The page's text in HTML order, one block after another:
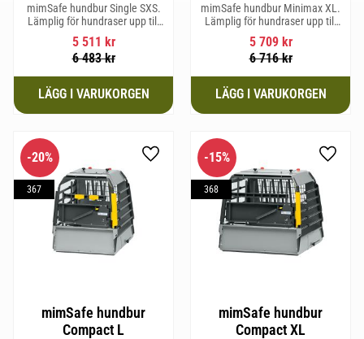
mimSafe hundbur Single SXS.
Lämplig för hundraser upp till
52 cm i mankhöjd.
5 511 kr
6 483kr
mimSafe hundbur Minimax XL.
Lämplig för hundraser upp till
38 cm i mankhöjd.
5 709kr
6 716kr
mimSafe hundbur
Compact L
20%
367
Lägg till i favoriter
mimSafe hundbur
Compact XL
15%
368
Lägg